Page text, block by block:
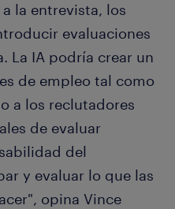
la entrevista, los
evaluaciones
La IA podría crear un
de empleo tal como
a los reclutadores
de evaluar
del
y evaluar lo que las
opina Vince